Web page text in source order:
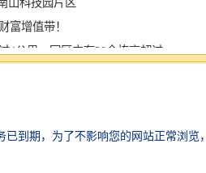
山科技园片区
富增值带！
4公里，园区内有30余栋高超过
有数百家创业公司。 而距项目
企业家的深圳大学，也将成为
与众多高新科技公司共同形成